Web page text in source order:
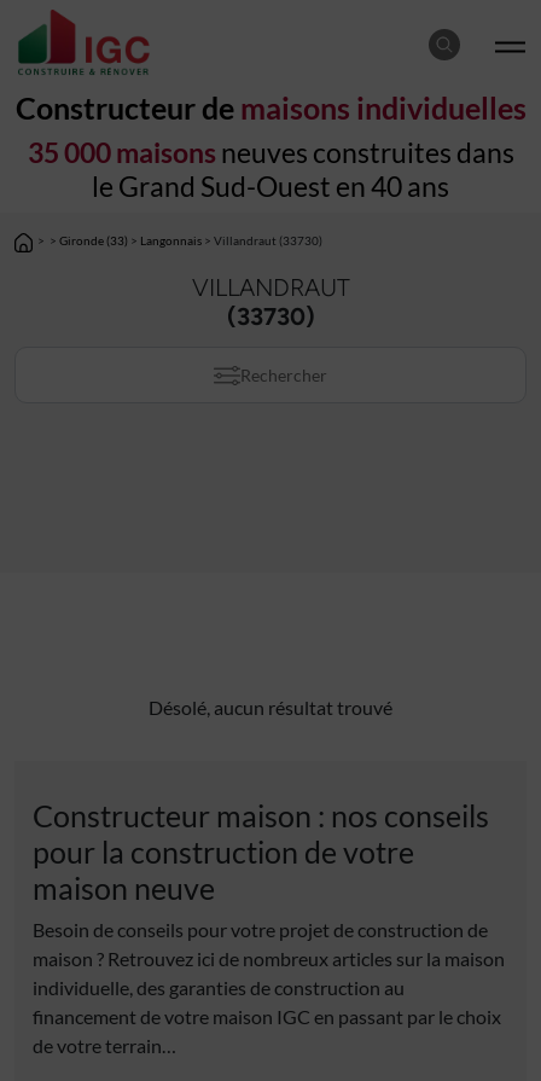
Constructeur de maisons individuelles
35 000 maisons neuves construites dans
le Grand Sud-Ouest en 40 ans
> > Gironde (33) > Langonnais > Villandraut (33730)
VILLANDRAUT
(33730)
Rechercher
Désolé, aucun résultat trouvé
Constructeur maison : nos conseils
pour la construction de votre
maison neuve
Besoin de conseils pour votre projet de construction de
maison ? Retrouvez ici de nombreux articles sur la maison
individuelle, des garanties de construction au
financement de votre maison IGC en passant par le choix
de votre terrain…